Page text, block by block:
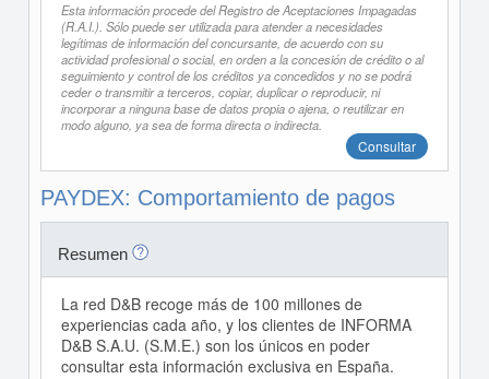
Esta información procede del Registro de Aceptaciones Impagadas
(R.A.I.). Sólo puede ser utilizada para atender a necesidades
legítimas de información del concursante, de acuerdo con su
actividad profesional o social, en orden a la concesión de crédito o al
seguimiento y control de los créditos ya concedidos y no se podrá
ceder o transmitir a terceros, copiar, duplicar o reproducir, ni
incorporar a ninguna base de datos propia o ajena, o reutilizar en
modo alguno, ya sea de forma directa o indirecta.
Consultar
PAYDEX: Comportamiento de pagos
Resumen
La red D&B recoge más de 100 millones de
experiencias cada año, y los clientes de INFORMA
D&B S.A.U. (S.M.E.) son los únicos en poder
consultar esta información exclusiva en España.